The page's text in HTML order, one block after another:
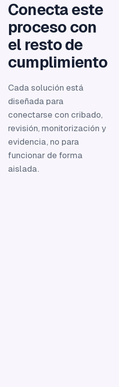
Conecta este
proceso con
el resto de
cumplimiento
Cada solución está
diseñada para
conectarse con cribado,
revisión, monitorización y
evidencia, no para
funcionar de forma
aislada.